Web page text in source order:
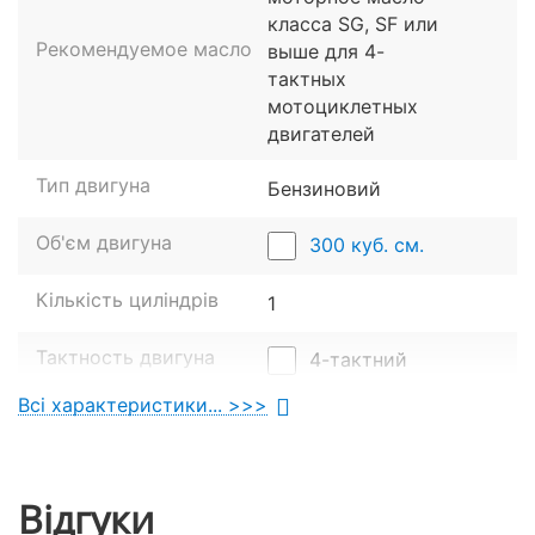
Широке кермо із захистом рук.
Інформативну цифрову приладову панель.
Рекомендуемое масло
класса SG, SF или
выше для 4-
тактных
мотоциклетных
двигателей
Тип двигуна Бензиновий
Об'єм двигуна 300 куб. см.
Кількість циліндрів 1
Тактность двигуна 4-тактний
Додаткові особливості
Всі характеристики... >>>
Відгуки